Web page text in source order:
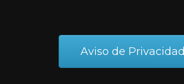
Aviso de Privacidad